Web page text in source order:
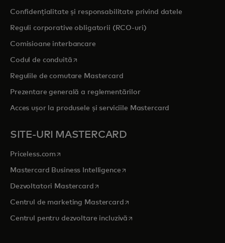
Confidențialitate și responsabilitate privind datele
Reguli corporative obligatorii (RCO-uri)
Comisioane interbancare
Codul de conduităopens in a new tab
Regulile de comutare Mastercard
Prezentare generală a reglementărilor
Acces ușor la produsele și serviciile Mastercard
SITE-URI MASTERCARD
Priceless.com opens in a new tab
Mastercard Business Intelligenceopens in a new tab
Dezvoltatori Mastercardopens in a new tab
Centrul de marketing Mastercardopens in a new tab
Centrul pentru dezvoltare incluzivă opens in a new tab